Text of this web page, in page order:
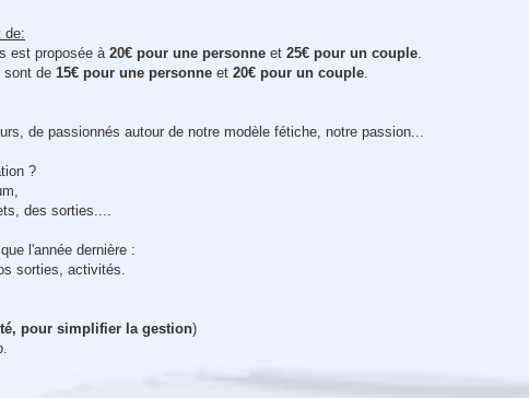
de:
est proposée à 20€ pour une personne et 25€ pour un couple.
sont de 15€ pour une personne et 20€ pour un couple.
de passionnés autour de notre modèle fétiche, notre passion...
?
des sorties....
l'année dernière :
sorties, activités.
pour simplifier la gestion)